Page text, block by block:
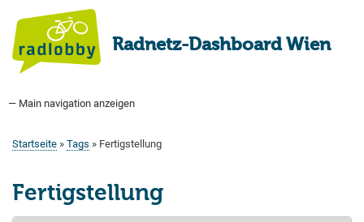
Inhalt
Radnetz-Dashboard Wien
Main
— Main navigation anzeigen
Startseite
Bauprogramm
Aktuell Geplant
Weitere Bauprojekte
Hauptradverkehrsnetz
Bezirke
Medienberichte
Tags
Über uns
Startseite Tags Fertigstellung
Fertigstellung